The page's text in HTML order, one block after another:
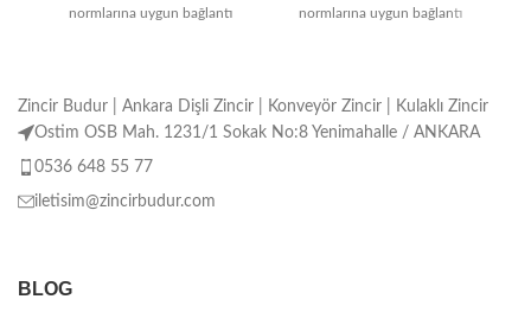
normlarına uygun bağlantı
normlarına uygun bağlantı
Zincir Budur | Ankara Dişli Zincir | Konveyör Zincir | Kulaklı Zincir
Ostim OSB Mah. 1231/1 Sokak No:8 Yenimahalle / ANKARA
0536 648 55 77
iletisim@zincirbudur.com
BLOG